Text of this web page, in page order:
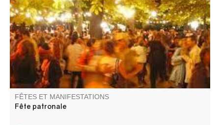
Paëlla le vendredi, aïoli le samedi.
FÊTES ET MANIFESTATIONS
Fête patronale